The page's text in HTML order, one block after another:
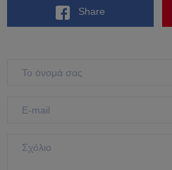
Share